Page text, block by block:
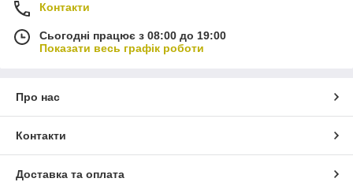
Контакти
Сьогодні працює з 08:00 до 19:00
Показати весь графік роботи
Про нас
Контакти
Доставка та оплата